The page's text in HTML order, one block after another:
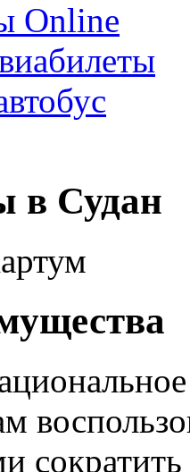
Online
в Судан